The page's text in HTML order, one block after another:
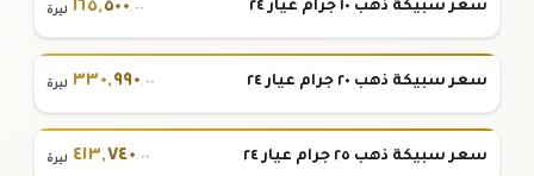
سعر سبيكة ذهب ١٠ جرام عيار ٢٤ ١٦٥,٥٠٠.٠٠ ليرة
سعر سبيكة ذهب ٢٠ جرام عيار ٢٤ ٣٣٠,٩٩٠.٠٠ ليرة
سعر سبيكة ذهب ٢٥ جرام عيار ٢٤ ٤١٣,٧٤٠.٠٠ ليرة